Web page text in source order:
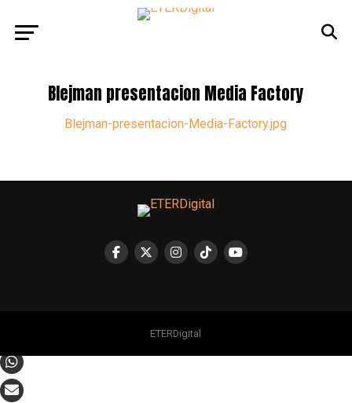
Blejman presentacion Media Factory
Blejman-presentacion-Media-Factory.jpg
ETERDigital